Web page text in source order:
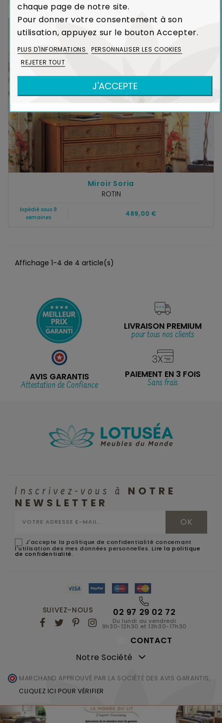
Miroir Soria
ROTIN
Expédié sous 8
semaines
489,00 €
Affichage 1-4 de 4 article(s)
LIVRAISON PREMIUM
pour tous nos clients
AVIS GARANTIS
Attestation de Confiance
PAIEMENT EN 3 FOIS
Sans frais
Inscrivez-vous à
NOTRE
NEWSLETTER
J'accepte la politique de confidentialité concernant
l'utilisation des mes données personnelles.Lire la politique
de confidentialité.
SUIVEZ-NOUS 02 97 29 02 72
Du lundi au vendredi
9h30-12h30 et 13h30-17h30
CONTACT
Notre Société
chaque page de notre site.
Pour donner votre consentement à son
utilisation, appuyez sur le bouton Accepter.
PLUS D'INFORMATIONS
PERSONNALISER LES COOKIES
REJETER TOUT
J'ACCEPTE
MARCHAND APPROUVÉ PAR LA SOCIÉTÉ DES AVIS GARANTIS,
CLIQUEZ ICI POUR VÉRIFIER.